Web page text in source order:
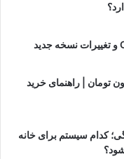
های طراحی گرافیک زیر 50 میلیون تومان | راهنمای خرید
کدام سیستم برای خانه